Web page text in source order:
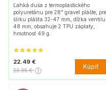
Ľahká duša z termoplastického
polyuretánu pre 28" gravel plášte, pre
šírku plášťa 32-47 mm, dĺžka ventilu
48 mm, obsahuje 2 TPU záplaty,
hmotnosť 49 g.
22.49 €
23.95 € Kúpiť